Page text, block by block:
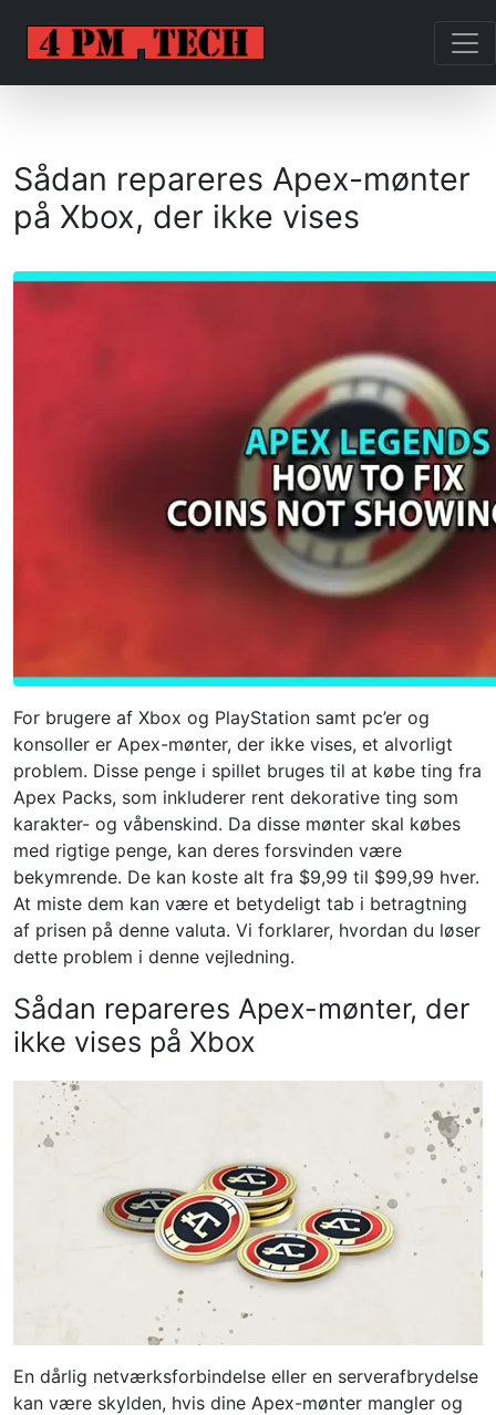
Sådan repareres Apex-mønter
på Xbox, der ikke vises
For brugere af Xbox og PlayStation samt pc’er og
konsoller er Apex-mønter, der ikke vises, et alvorligt
problem. Disse penge i spillet bruges til at købe ting fra
Apex Packs, som inkluderer rent dekorative ting som
karakter- og våbenskind. Da disse mønter skal købes
med rigtige penge, kan deres forsvinden være
bekymrende. De kan koste alt fra $9,99 til $99,99 hver.
At miste dem kan være et betydeligt tab i betragtning
af prisen på denne valuta. Vi forklarer, hvordan du løser
dette problem i denne vejledning.
Sådan repareres Apex-mønter, der
ikke vises på Xbox
En dårlig netværksforbindelse eller en serverafbrydelse
kan være skylden, hvis dine Apex-mønter mangler og